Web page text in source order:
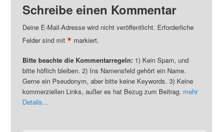
Schreibe einen Kommentar
Deine E-Mail-Adresse wird nicht veröffentlicht. Erforderliche
Felder sind mit * markiert.
Bitte beachte die Kommentarregeln:1) Kein Spam, und
bitte höflich bleiben. 2) Ins Namensfeld gehört ein Name.
Gerne ein Pseudonym, aber bitte keine Keywords. 3) Keine
kommerziellen Links, außer es hat Bezug zum Beitrag. mehr
Details...